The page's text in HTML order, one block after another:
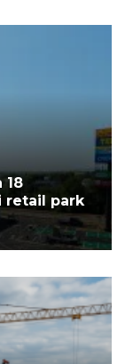
18
retail park